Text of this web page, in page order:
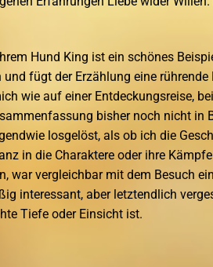
Hund King ist ein schönes
fügt der Erzählung eine rührende
wie auf einer Entdeckungsreise,
bisher noch nicht in
losgelöst, als ob ich die
in die Charaktere oder ihre
war vergleichbar mit dem Besuch
interessant, aber letztendlich
Tiefe oder Einsicht ist.